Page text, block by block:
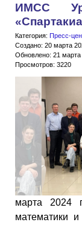
ИМСС
Категория: Пресс-
Создано: 20 марта
Обновлено: 21 марта
Просмотров: 3220
марта 2024
математики